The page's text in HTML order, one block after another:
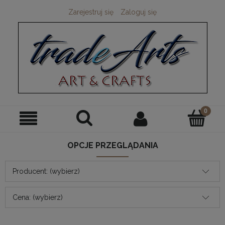
Zarejestruj się Zaloguj się
OPCJE PRZEGLĄDANIA
Producent: (wybierz)
Cena: (wybierz)